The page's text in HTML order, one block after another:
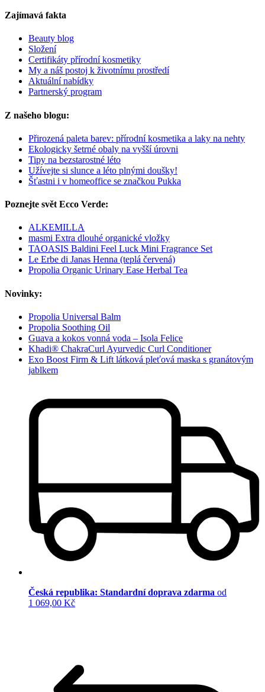
Zajímavá fakta
Beauty blog
Složení
Certifikáty přírodní kosmetiky
My a náš postoj k životnímu prostředí
Aktuální nabídky
Partnerský program
Z našeho blogu:
Přirozená paleta barev: přírodní kosmetika a laky na nehty
Ekologicky šetrné obaly na vyšší úrovni
Tipy na bezstarostné léto
Užívejte si slunce a léto plnými doušky!
Šťastni i v homeoffice se značkou Pukka
Poznejte svět Ecco Verde:
ALKEMILLA
masmi Extra dlouhé organické vložky
TAOASIS Baldini Feel Luck Mini Fragrance Set
Le Erbe di Janas Henna (teplá červená)
Propolia Organic Urinary Ease Herbal Tea
Novinky:
Propolia Universal Balm
Propolia Soothing Oil
Guava a kokos vonná voda – Isola Felice
Khadi® ChakraCurl Ayurvedic Curl Conditioner
Exo Boost Firm & Lift látková pleťová maska s granátovým
jablkem
Česká republika: Standardní doprava zdarma od
1 069,00 Kč